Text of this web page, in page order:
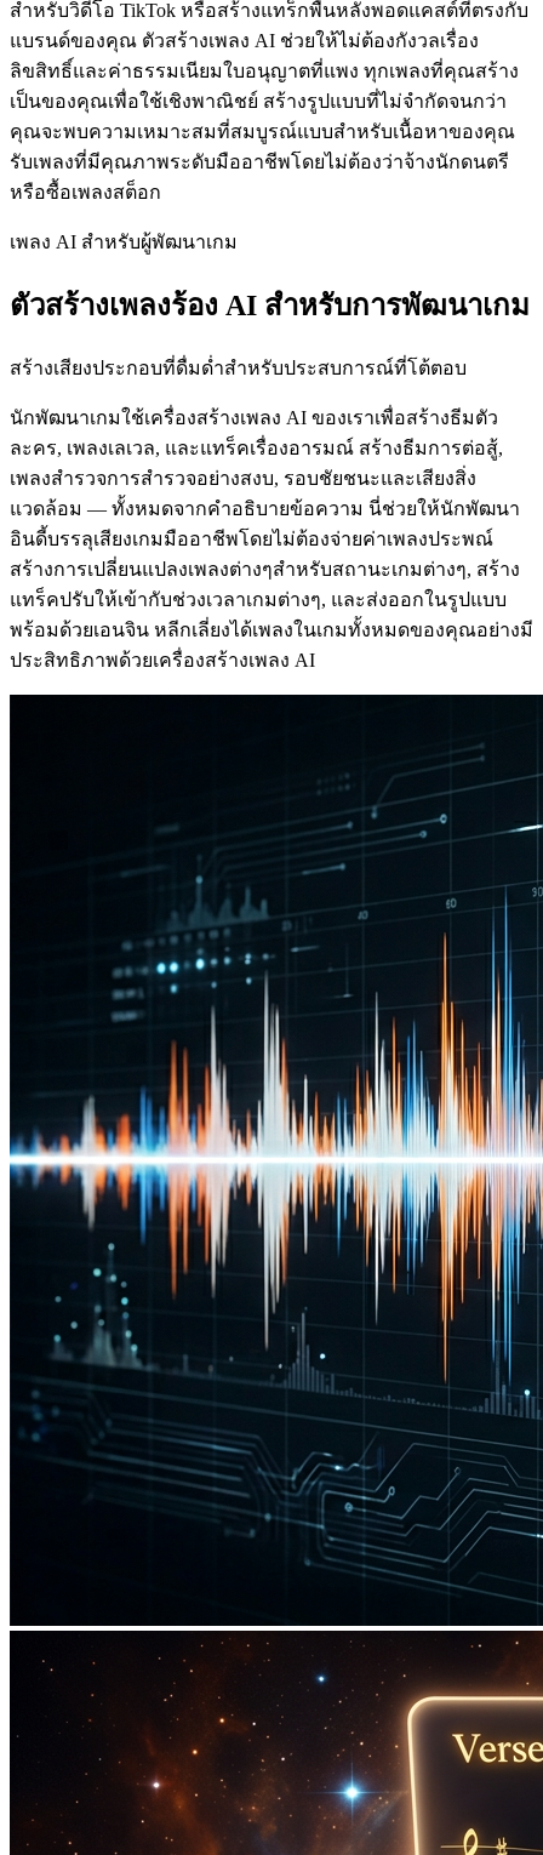
สำหรับวิดีโอ TikTok หรือสร้างแทร็กพื้นหลังพอดแคสต์ที่ตรงกับ
แบรนด์ของคุณ ตัวสร้างเพลง AI ช่วยให้ไม่ต้องกังวลเรื่อง
ลิขสิทธิ์และค่าธรรมเนียมใบอนุญาตที่แพง ทุกเพลงที่คุณสร้าง
เป็นของคุณเพื่อใช้เชิงพาณิชย์ สร้างรูปแบบที่ไม่จำกัดจนกว่า
คุณจะพบความเหมาะสมที่สมบูรณ์แบบสำหรับเนื้อหาของคุณ
รับเพลงที่มีคุณภาพระดับมืออาชีพโดยไม่ต้องว่าจ้างนักดนตรี
หรือซื้อเพลงสต็อก
เพลง AI สำหรับผู้พัฒนาเกม
ตัวสร้างเพลงร้อง AI สำหรับการพัฒนาเกม
สร้างเสียงประกอบที่ดื่มด่ำสำหรับประสบการณ์ที่โต้ตอบ
นักพัฒนาเกมใช้เครื่องสร้างเพลง AI ของเราเพื่อสร้างธีมตัว
ละคร, เพลงเลเวล, และแทร็คเรื่องอารมณ์ สร้างธีมการต่อสู้,
เพลงสำรวจการสำรวจอย่างสงบ, รอบชัยชนะและเสียงสิ่ง
แวดล้อม — ทั้งหมดจากคำอธิบายข้อความ นี่ช่วยให้นักพัฒนา
อินดี้บรรลุเสียงเกมมืออาชีพโดยไม่ต้องจ่ายค่าเพลงประพณ์
สร้างการเปลี่ยนแปลงเพลงต่างๆสำหรับสถานะเกมต่างๆ, สร้าง
แทร็คปรับให้เข้ากับช่วงเวลาเกมต่างๆ, และส่งออกในรูปแบบ
พร้อมด้วยเอนจิน หลีกเลี่ยงได้เพลงในเกมทั้งหมดของคุณอย่างมี
ประสิทธิภาพด้วยเครื่องสร้างเพลง AI